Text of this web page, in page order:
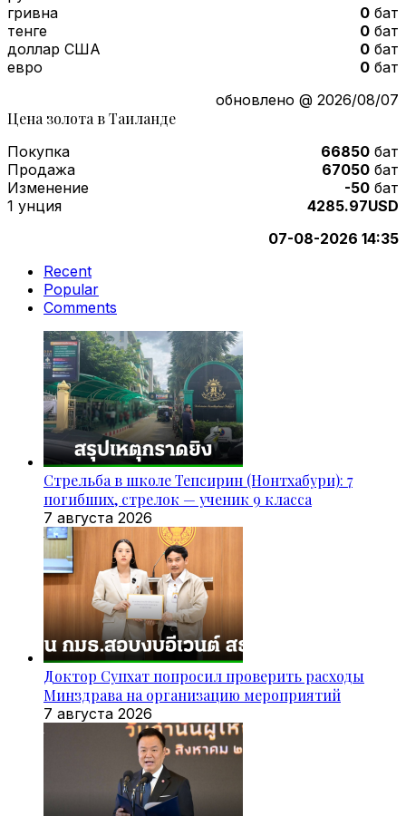
гривна
0 бат
тенге
0 бат
доллар США
0 бат
евро
0 бат
обновлено @ 2026/08/07
Цена золота в Таиланде
Покупка 66850 бат
Продажа
67050 бат
Изменение
-50 бат
1 унция
4285.97USD
07-08-2026 14:35
Recent
Popular
Comments
Стрельба в школе Тепсирин (Нонтхабури): 7
погибших, стрелок — ученик 9 класса
7 августа 2026
Доктор Супхат попросил проверить расходы
Минздрава на организацию мероприятий
7 августа 2026